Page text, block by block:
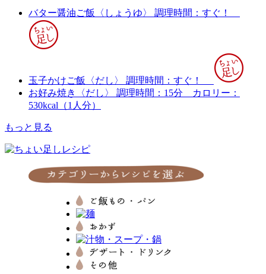
バター醤油ご飯〈しょうゆ〉 調理時間：すぐ！
玉子かけご飯〈だし〉
調理時間：すぐ！
お好み焼き〈だし〉
調理時間：15分
カロリー：
530kcal（1人分）
もっと見る